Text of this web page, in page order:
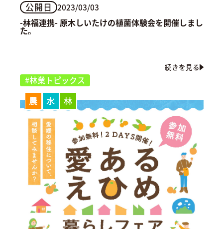
公開日 2023/03/03
-林福連携- 原木しいたけの植菌体験会を開催しまし
た。
続きを見る
#林業トピックス
農 水 林